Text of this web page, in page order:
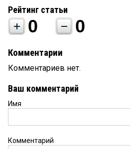
Рейтинг статьи
0 0
Комментарии
Комментариев нет.
Ваш комментарий
Имя
Комментарий